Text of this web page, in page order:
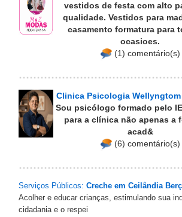
vestidos de festa com alto
qualidade. Vestidos para
casamento formatura para
ocasioes.
(1) comentário(s)
Clinica Psicologia
Sou psicólogo formado pelo
para a clínica não apenas a
acad&
(6) comentário(s)
Serviços Públicos: Creche em Ceilândia
Acolher e educar crianças, estimulando sua
cidadania e o respei